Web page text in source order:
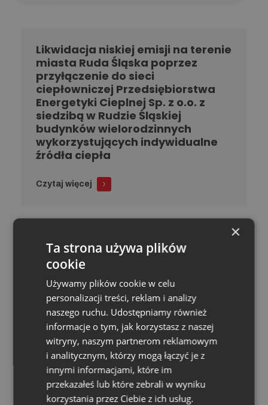
Likwidacja niskiej emisji na terenie
miasta Ruda Śląska poprzez
przyłączenie do sieci
ciepłowniczej Przedsiębiorstwa
Energetyki Cieplnej Sp. z o.o. z
siedzibą w Rudzie Śląskiej
budynków wielorodzinnych
wykorzystujących indywidualne
źródła ciepła
Czytaj więcej
Modernizacja sieci ciepłowniczych
na terenie Miasta Ruda Śląska –
Projekt II
Czytaj więcej
„Nowe źródło Nowy Wirek,
POIS.01.07.03-00-0004/19”
Czytaj więcej
×
Ta strona używa plików
cookie
Używamy plików cookie w celu
personalizacji treści, reklam i analizy
naszego ruchu. Udostępniamy również
informacje o tym, jak korzystasz z naszej
witryny, naszym partnerom reklamowym
i analitycznym, którzy mogą łączyć je z
innymi informacjami, które im
przekazałeś lub które zebrali w wyniku
korzystania przez Ciebie z ich usług.